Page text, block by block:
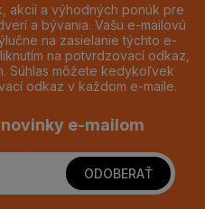
akcií a výhodných ponúk pre
a bývania. Vašu e-mailovú
na zasielanie týchto e-
na potvrdzovací odkaz,
Súhlas môžete kedykoľvek
odkaz v každom e-maile.
e-mailom
ODOBERAŤ